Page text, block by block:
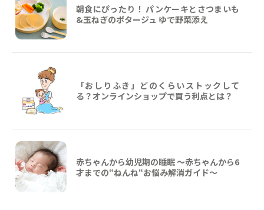
朝食にぴったり！ パンケーキとさつまいも
&玉ねぎのポタージュ ゆで野菜添え
「おしりふき」どのくらいストックして
る？オンラインショップで買う利点とは？
赤ちゃんから幼児期の睡眠 ～赤ちゃんから6
才までの“ねんね“お悩み解消ガイド〜